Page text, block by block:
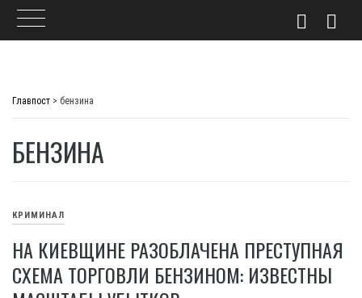
Главпост > бензина
БЕНЗИНА
КРИМИНАЛ
НА КИЕВЩИНЕ РАЗОБЛАЧЕНА ПРЕСТУПНАЯ
СХЕМА ТОРГОВЛИ БЕНЗИНОМ: ИЗВЕСТНЫ